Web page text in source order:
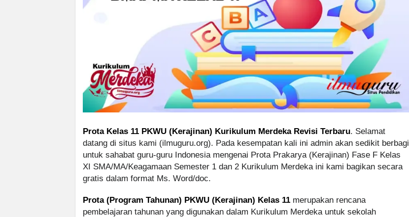
Prota Kelas 11 PKWU (Kerajinan) Kurikulum Merdeka Revisi Terbaru. Selamat
datang di situs kami (ilmuguru.org). Pada kesempatan kali ini admin akan sedikit berbagi
untuk sahabat guru-guru Indonesia mengenai Prota Prakarya (Kerajinan) Fase F Kelas
XI SMA/MA/Keagamaan Semester 1 dan 2 Kurikulum Merdeka ini kami bagikan secara
gratis dalam format Ms. Word/doc.
Prota (Program Tahunan) PKWU (Kerajinan) Kelas 11 merupakan rencana
pembelajaran tahunan yang digunakan dalam Kurikulum Merdeka untuk sekolah